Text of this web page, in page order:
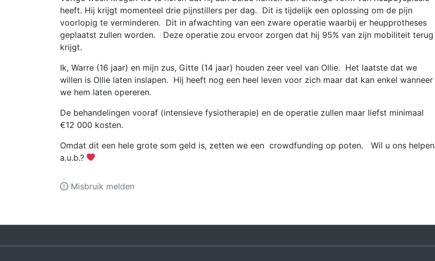
heeft. Hij krijgt momenteel drie pijnstillers per dag. Dit is tijdelijk een oplossing om de pijn
voorlopig te verminderen. Dit in afwachting van een zware operatie waarbij er heupprotheses
geplaatst zullen worden. Deze operatie zou ervoor zorgen dat hij 95% van zijn mobiliteit terug
krijgt.
Ik, Warre (16 jaar) en mijn zus, Gitte (14 jaar) houden zeer veel van Ollie. Het laatste dat we
willen is Ollie laten inslapen. Hij heeft nog een heel leven voor zich maar dat kan enkel wanneer
we hem laten opereren.
De behandelingen vooraf (intensieve fysiotherapie) en de operatie zullen maar liefst minimaal
€12 000 kosten.
Omdat dit een hele grote som geld is, zetten we een crowdfunding op poten. Wil u ons helpen
a.u.b.?
Misbruik melden